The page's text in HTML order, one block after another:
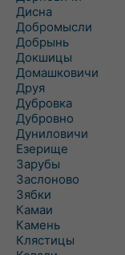
Дисна
Добромысли
Добрынь
Докшицы
Домашковичи
Друя
Дубровка
Дубровно
Дуниловичи
Езерище
Зарубы
Заслоново
Зябки
Камаи
Камень
Клястицы